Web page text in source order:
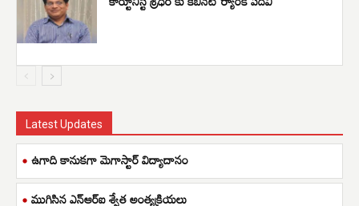
Latest Updates
ఉగాది కానుకగా మెగాస్టార్ విద్యాదానం
ముగిసిన ఎన్ఆర్ఐ శ్వేత అంత్యక్రియలు